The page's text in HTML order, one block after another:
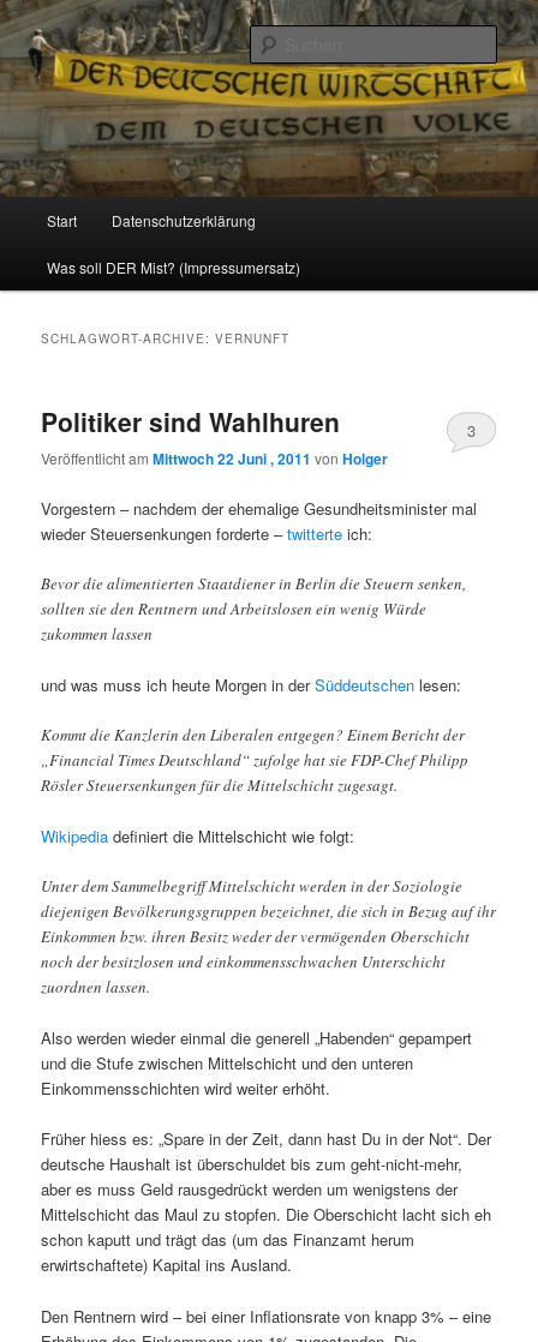
Reizzentrum
Politik, Wirtschaft, Soziales und Gesellschaft
Zum
Inhalt
Zum
sekundären
Start Datenschutzerklärung
Was soll DER Mist? (Impressumersatz)
SCHLAGWORT-ARCHIVE:VERNUNFT
Politiker sind Wahlhuren
Veröffentlicht amMittwoch 22 Juni , 2011 vonHolger
3
Vorgestern – nachdem der ehemalige Gesundheitsminister mal
wieder Steuersenkungen forderte –twitterte ich:
Bevor die alimentierten Staatdiener in Berlin die Steuern senken,
sollten sie den Rentnern und Arbeitslosen ein wenig Würde
zukommen lassen
und was muss ich heute Morgen in derSüddeutschen lesen:
Kommt die Kanzlerin den Liberalen entgegen? Einem Bericht der
„Financial Times Deutschland“ zufolge hat sie FDP-Chef Philipp
Rösler Steuersenkungen für die Mittelschicht zugesagt.
Wikipedia definiert die Mittelschicht wie folgt:
Unter dem Sammelbegriff Mittelschicht werden in der Soziologie
diejenigen Bevölkerungsgruppen bezeichnet, die sich in Bezug auf ihr
Einkommen bzw. ihren Besitz weder der vermögenden Oberschicht
noch der besitzlosen und einkommensschwachen Unterschicht
zuordnen lassen.
Also werden wieder einmal die generell „Habenden“ gepampert
und die Stufe zwischen Mittelschicht und den unteren
Einkommensschichten wird weiter erhöht.
Früher hiess es: „Spare in der Zeit, dann hast Du in der Not“. Der
deutsche Haushalt ist überschuldet bis zum geht-nicht-mehr,
aber es muss Geld rausgedrückt werden um wenigstens der
Mittelschicht das Maul zu stopfen. Die Oberschicht lacht sich eh
schon kaputt und trägt das (um das Finanzamt herum
erwirtschaftete) Kapital ins Ausland.
Den Rentnern wird – bei einer Inflationsrate von knapp 3% – eine